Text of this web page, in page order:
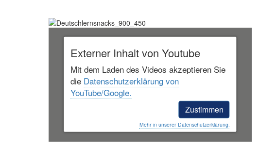
Externer Inhalt von Youtube
Mit dem Laden des Videos akzeptieren Sie
die Datenschutzerklärung von
YouTube/Google.
Zustimmen
Mehr in unserer Datenschutzerklärung.